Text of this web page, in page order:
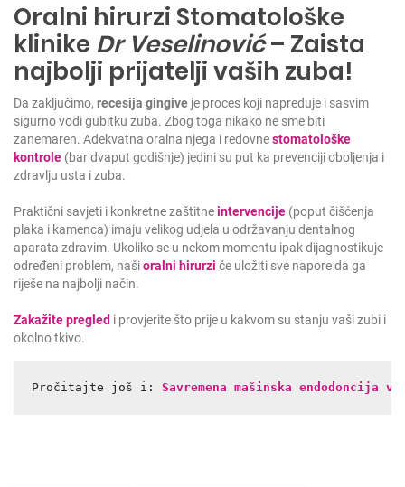
Oralni hirurzi Stomatološke
klinike Dr Veselinović– Zaista
najbolji prijatelji vaših zuba!
Da zaključimo, recesija gingive je proces koji napreduje i sasvim
sigurno vodi gubitku zuba. Zbog toga nikako ne sme biti
zanemaren. Adekvatna oralna njega i redovnestomatološke
kontrole (bar dvaput godišnje) jedini su put ka prevenciji oboljenja i
zdravlju usta i zuba.
Praktični savjeti i konkretne zaštitneintervencije (poput čišćenja
plaka i kamenca) imaju velikog udjela u održavanju dentalnog
aparata zdravim. Ukoliko se u nekom momentu ipak dijagnostikuje
određeni problem, našioralni hirurzi će uložiti sve napore da ga
riješe na najbolji način.
Zakažite pregled i provjerite što prije u kakvom su stanju vaši zubi i
okolno tkivo.
Pročitajte još i: Savremena mašinska endodoncija